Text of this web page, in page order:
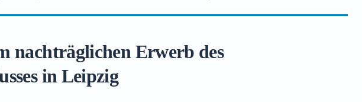
nachträglichen Erwerb des
in Leipzig